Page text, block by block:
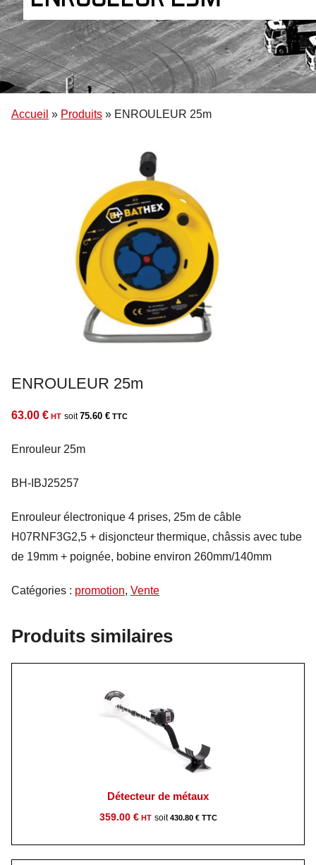
Accueil » Produits » ENROULEUR 25m
ENROULEUR 25m
63.00 € 75.60 €
Enrouleur 25m
BH-IBJ25257
Enrouleur électronique 4 prises, 25m de câble
H07RNF3G2,5 + disjoncteur thermique, châssis avec tube
de 19mm + poignée, bobine environ 260mm/140mm
Catégories : promotion, Vente
Produits similaires
Détecteur de métaux
359.00 € 430.80 €